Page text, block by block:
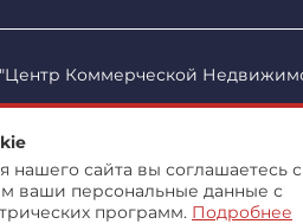
Коммерческой
сайта вы соглашаетесь
ваши персональные данные с
программ. Подробнее